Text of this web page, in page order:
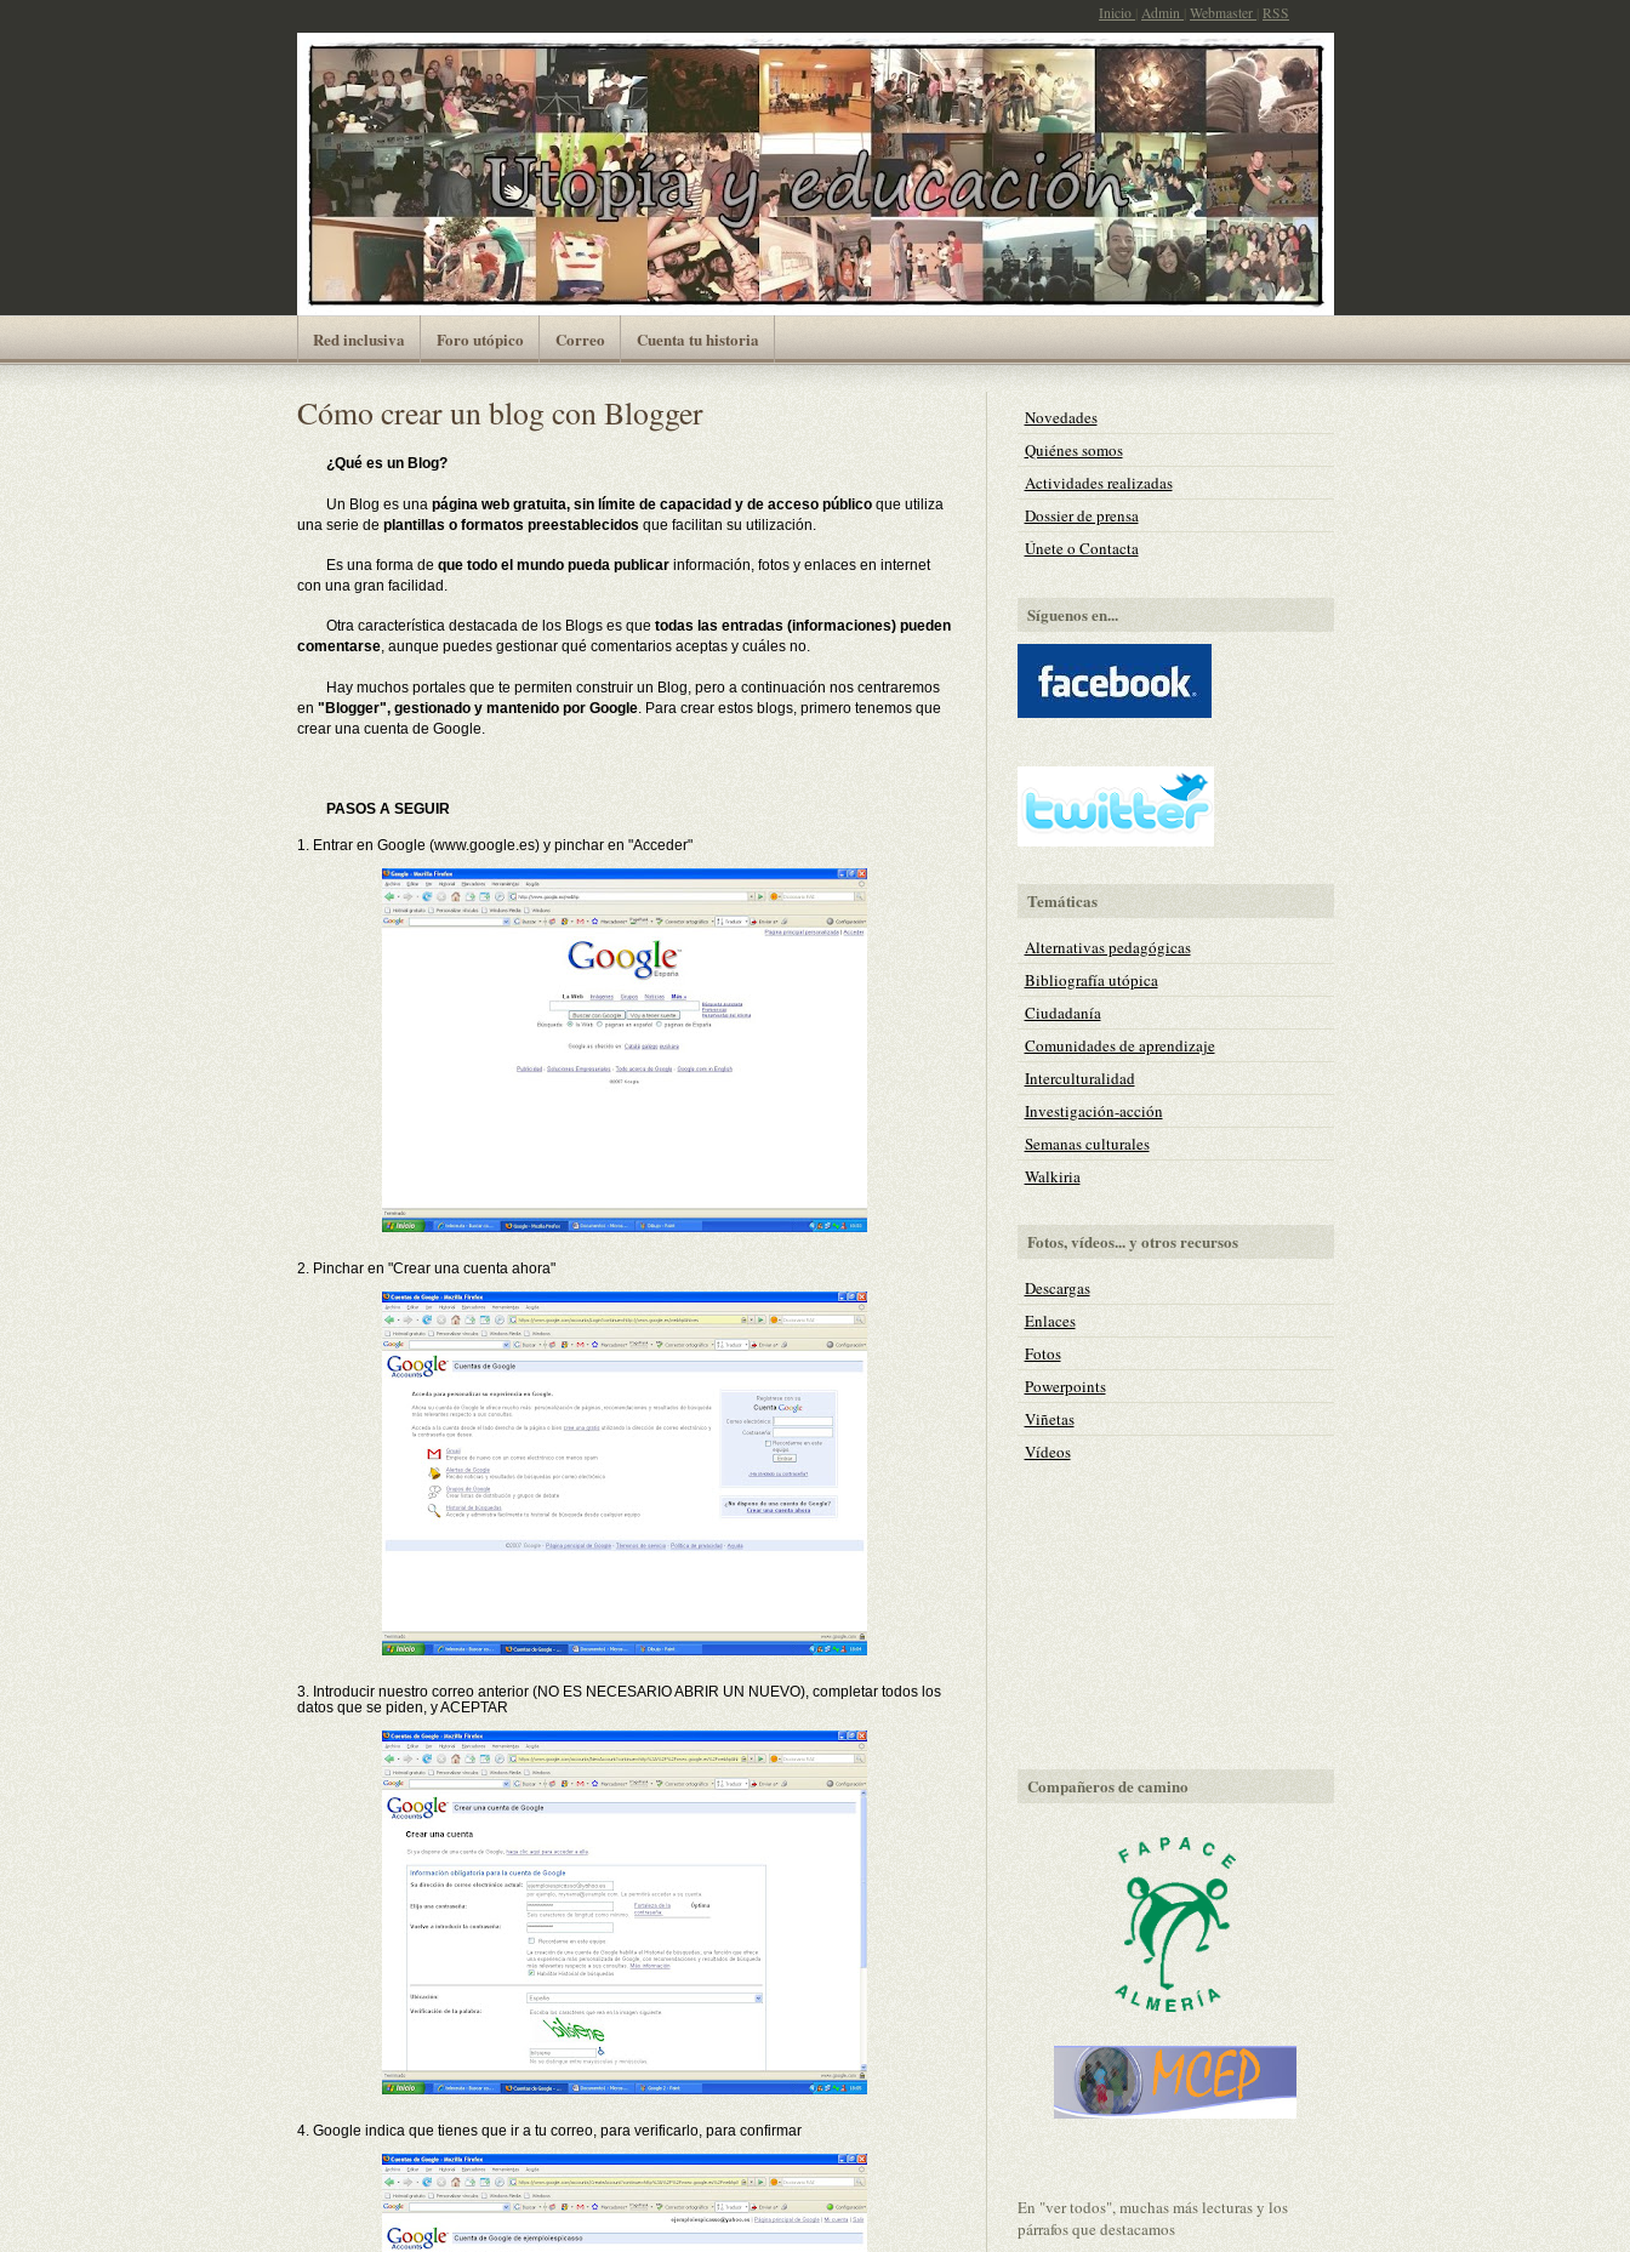
Inicio Admin Webmaster RSS
Red inclusiva Foro utópico Correo Cuenta tu historia
Cómo crear un blog con Blogger
¿Qué es un Blog?
Un Blog es una página web gratuita, sin límite de capacidad y de acceso públicoque utiliza
una serie de plantillas o formatos preestablecidosque facilitan su utilización.
Es una forma de que todo el mundo pueda publicarinformación, fotos y enlaces en internet
con una gran facilidad.
Otra característica destacada de los Blogs es que todas las entradas (informaciones) pueden
comentarse, aunque puedes gestionar qué comentarios aceptas y cuáles no.
Hay muchos portales que te permiten construir un Blog, pero a continuación nos centraremos
en "Blogger", gestionado y mantenido por Google. Para crear estos blogs, primero tenemos que
crear una cuenta de Google.
PASOS A SEGUIR
1. Entrar en Google (www.google.es) y pinchar en "Acceder"
2. Pinchar en "Crear una cuenta ahora"
3. Introducir nuestro correo anterior (NO ES NECESARIO ABRIR UN NUEVO), completar todos los
datos que se piden, y ACEPTAR
4. Google indica que tienes que ir a tu correo, para verificarlo, para confirmar
Novedades
Quiénes somos
Actividades realizadas
Dossier de prensa
Únete o Contacta
Síguenos en...
Temáticas
Alternativas pedagógicas
Bibliografía utópica
Ciudadanía
Comunidades de aprendizaje
Interculturalidad
Investigación-acción
Semanas culturales
Walkiria
Fotos, vídeos... y otros recursos
Descargas
Enlaces
Fotos
Powerpoints
Viñetas
Vídeos
Compañeros de camino
En "ver todos", muchas más lecturas y los
párrafos que destacamos